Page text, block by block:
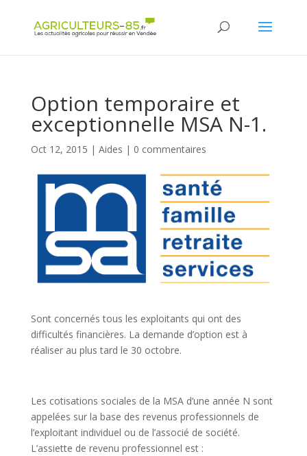
Option temporaire et
exceptionnelle MSA N-1.
Oct 12, 2015 | Aides | 0 commentaires
Sont concernés tous les exploitants qui ont des
difficultés financières. La demande d’option est à
réaliser au plus tard le 30 octobre.
Les cotisations sociales de la MSA d’une année N sont
appelées sur la base des revenus professionnels de
l’exploitant individuel ou de l’associé de société.
L’assiette de revenu professionnel est :